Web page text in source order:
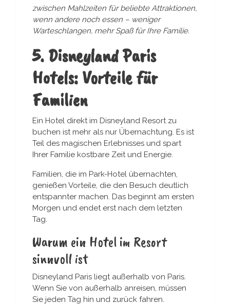
zwischen Mahlzeiten für beliebte Attraktionen,
wenn andere noch essen – weniger
Warteschlangen, mehr Spaß für Ihre Familie.
5. Disneyland Paris
Hotels: Vorteile für
Familien
Ein Hotel direkt im Disneyland Resort zu
buchen ist mehr als nur Übernachtung. Es ist
Teil des magischen Erlebnisses und spart
Ihrer Familie kostbare Zeit und Energie.
Familien, die im Park-Hotel übernachten,
genießen Vorteile, die den Besuch deutlich
entspannter machen. Das beginnt am ersten
Morgen und endet erst nach dem letzten
Tag.
Warum ein Hotel im Resort
sinnvoll ist
Disneyland Paris liegt außerhalb von Paris.
Wenn Sie von außerhalb anreisen, müssen
Sie jeden Tag hin und zurück fahren.